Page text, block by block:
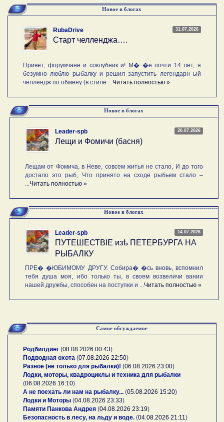
Новое в блогах
31.07.2026
RubaDrive
Старт челленджа….
Привет, форумчане и соклубник и! М� �е почти 14 лет, я
безумно люблю рыбалку и решил запустить легендарн ый
челлендж по обмену (в стиле ...Читать полностью »
Новое в блогах
20.07.2026
Leader-spb
Лещи и Фомичи (басня)
Лещам от Фомича, в Неве, совсем житья не стало, И до того
достало это рыб, Что принято на сходе рыбьем стало –
...Читать полностью »
Новое в блогах
14.07.2026
Leader-spb
ПУТЕШЕСТВIE изѣ ПЕТЕРБУРГА НА
РЫБАЛКУ
ПРЕ� �ЮБИМОМУ ДРУГУ. Собира� �сь вновь, вспомнил
тебя душа моя, ибо только ты, в своем возвеличи вании
нашей дружбы, способен на поступки и ...Читать полностью »
Самое обсуждаемое
Родбилдинг (08.08.2026 00:43)
Подводная охота (07.08.2026 22:50)
Разное (не только для рыбалки)! (06.08.2026 23:00)
Лодки, моторы, квадроциклы и техника для рыбалки
(06.08.2026 16:10)
А не поехать ли нам на рыбалку... (05.08.2026 15:20)
Лодки и Моторы (04.08.2026 23:33)
Памяти Панкова Андрея (04.08.2026 23:19)
Безопасность в лесу, на льду и воде. (04.08.2026 21:11)